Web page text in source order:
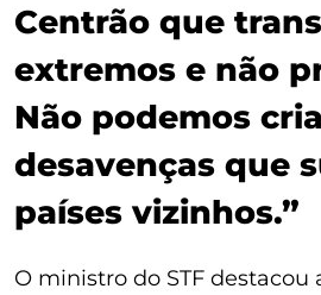
Centrão que
extremos e não
Não podemos
desavenças que
países vizinhos.”
O ministro do STF destacou